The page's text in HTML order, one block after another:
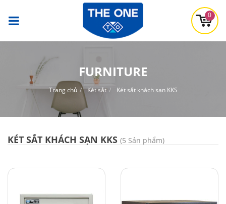
0
FURNITURE
Trang chủ Két sắt Két sắt khách sạn KKS
KÉT SẮT KHÁCH SẠN KKS (5 Sản phẩm)